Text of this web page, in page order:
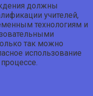
должны
учителей,
технологиям и
так можно
использование